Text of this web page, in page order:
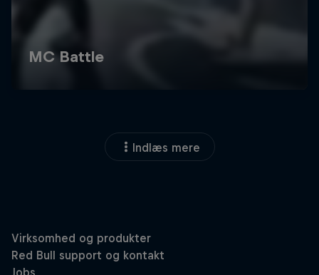
Indlæs mere